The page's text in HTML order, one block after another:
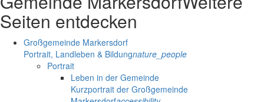
Seiten entdecken
Großgemeinde Markersdorf
Portrait, Landleben & Bildungnature_people
Portrait
Leben in der Gemeinde
Kurzportrait der Großgemeinde